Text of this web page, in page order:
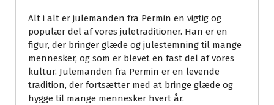
Alt i alt er julemanden fra Permin en vigtig og
populær del af vores juletraditioner. Han er en
figur, der bringer glæde og julestemning til mange
mennesker, og som er blevet en fast del af vores
kultur. Julemanden fra Permin er en levende
tradition, der fortsætter med at bringe glæde og
hygge til mange mennesker hvert år.